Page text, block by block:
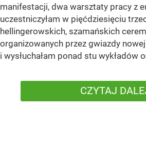
manifestacji, dwa warsztaty pracy z
uczestniczyłam w pięćdziesięciu
hellingerowskich, szamańskich
organizowanych przez gwiazdy
i wysłuchałam ponad stu wykładów
CZYTAJ